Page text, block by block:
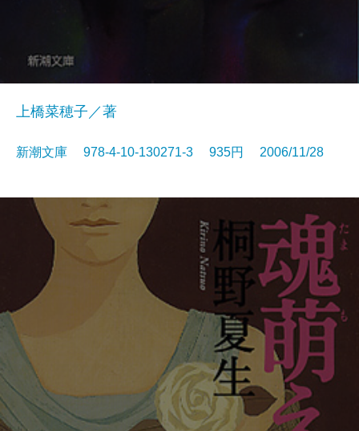
上橋菜穂子／著
新潮文庫 978-4-10-130271-3 935円 2006/11/28